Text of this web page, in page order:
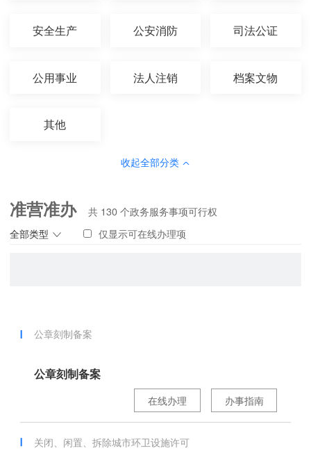
安全生产 公安消防 司法公证
公用事业 法人注销 档案文物
其他
收起全部分类
准营准办
全部类型
共 130 个政务服务事项可行权
仅显示可在线办理项
公章刻制备案
公章刻制备案
办事指南
在线办理
关闭、闲置、拆除城市环卫设施许可